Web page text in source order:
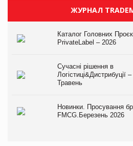
ЖУРНАЛ
Каталог Головних
PrivateLabel – 2026
Сучасні рішення в
Логістиці&Дистрибуції
Травень
Новинки. Просування
FMCG.Березень 2026